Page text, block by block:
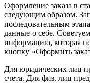
Оформление заказа в
следующим образом.
последовательным
данные о себе.
информацию, которая
кнопку «Оформить
Для юридических лиц
счета. Для физ. лиц